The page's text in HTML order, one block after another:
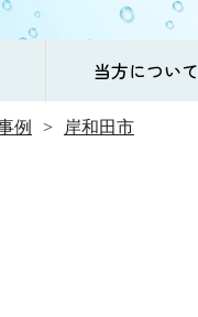
当方について
例 岸和田市